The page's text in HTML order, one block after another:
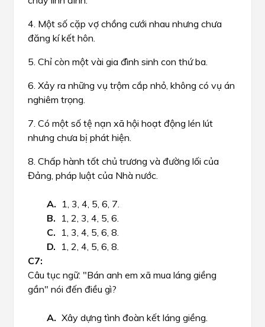
4. Một số cặp vợ chồng cưới nhau nhưng chưa
đăng kí kết hôn.
5. Chỉ còn một vài gia đình sinh con thứ ba.
6. Xảy ra những vụ trộm cắp nhỏ, không có vụ án
nghiêm trọng.
7. Có một số tệ nạn xã hội hoạt động lén lút
nhưng chưa bị phát hiện.
8. Chấp hành tốt chủ trương và đường lối của
Đảng, pháp luật của Nhà nước.
1, 3, 4, 5, 6, 7.
1, 2, 3, 4, 5, 6.
1, 3, 4, 5, 6, 8.
1, 2, 4, 5, 6, 8.
Câu tục ngữ: "Bán anh em xã mua láng giềng
gần" nói đến điều gì?
Xây dựng tình đoàn kết láng giềng.